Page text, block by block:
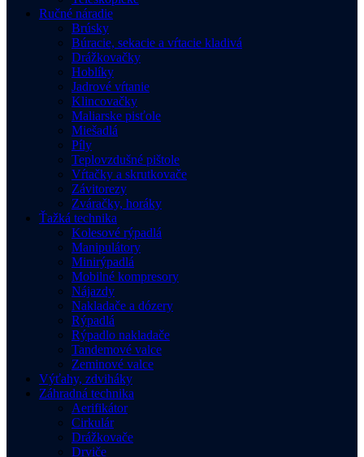
Ručné náradie
Brúsky
Búracie, sekacie a vŕtacie kladivá
Drážkovačky
Hoblíky
Jadrové vŕtanie
Klincovačky
Maliarske pisťole
Miešadlá
Píly
Teplovzdušné pištole
Vŕtačky a skrutkovače
Závitorezy
Zváračky, horáky
Ťažká technika
Kolesové rýpadlá
Manipulátory
Minirýpadlá
Mobilné kompresory
Nájazdy
Nakladače a dózery
Rýpadlá
Rýpadlo nakladače
Tandemové valce
Zeminové valce
Výťahy, zdviháky
Záhradná technika
Aerifikátor
Cirkulár
Drážkovače
Drviče